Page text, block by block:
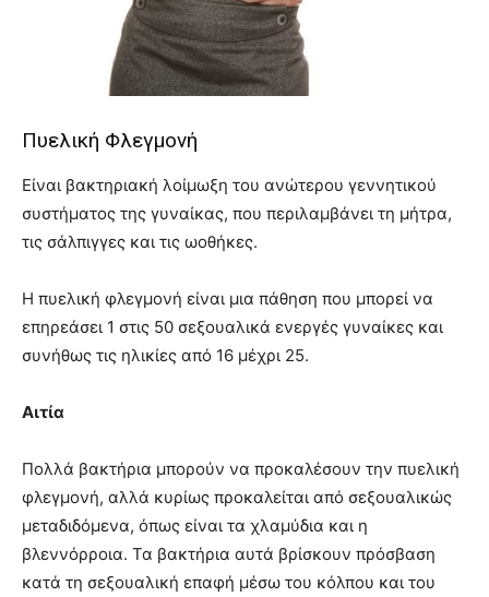
Πυελική Φλεγμονή
Είναι βακτηριακή λοίμωξη του ανώτερου γεννητικού
συστήματος της γυναίκας, που περιλαμβάνει τη μήτρα,
τις σάλπιγγες και τις ωοθήκες.
Η πυελική φλεγμονή είναι μια πάθηση που μπορεί να
επηρεάσει 1 στις 50 σεξουαλικά ενεργές γυναίκες και
συνήθως τις ηλικίες από 16 μέχρι 25.
Αιτία
Πολλά βακτήρια μπορούν να προκαλέσουν την πυελική
φλεγμονή, αλλά κυρίως προκαλείται από σεξουαλικώς
μεταδιδόμενα, όπως είναι τα χλαμύδια και η
βλεννόρροια. Τα βακτήρια αυτά βρίσκουν πρόσβαση
κατά τη σεξουαλική επαφή μέσω του κόλπου και του